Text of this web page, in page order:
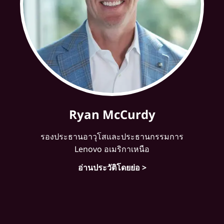
Ryan McCurdy
รองประธานอาวุโสและประธานกรรมการ
Lenovo อเมริกาเหนือ
อ่านประวัติโดยย่อ >